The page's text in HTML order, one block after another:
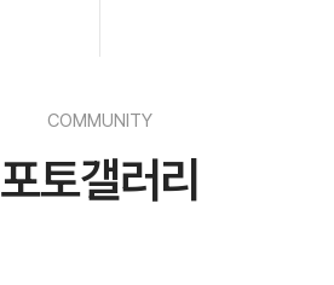
COMMUNITY
포토갤러리